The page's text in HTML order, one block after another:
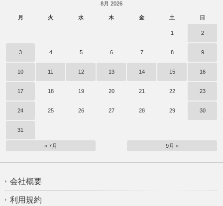
8月 2026
月 火 水 木 金 土 日
1 2
3 4 5 6 7 8 9
10 11 12 13 14 15 16
17 18 19 20 21 22 23
24 25 26 27 28 29 30
31
« 7月 9月 »
会社概要
利用規約